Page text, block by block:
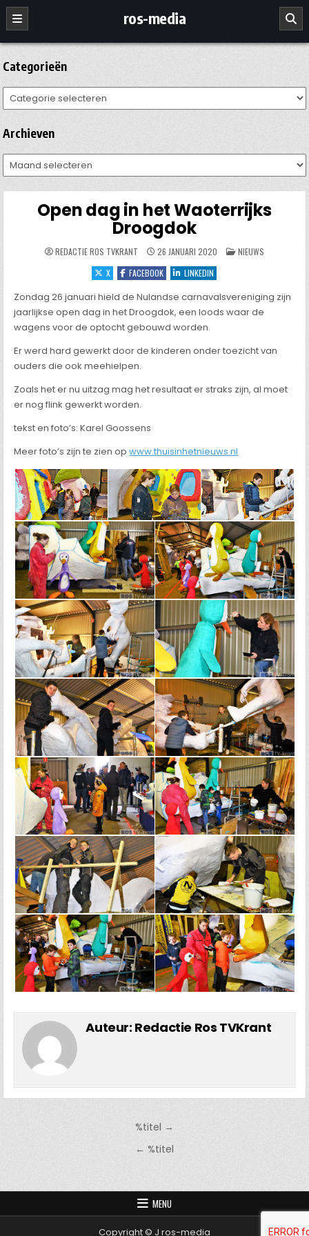
Ga
naar
de
inhoud
ros-media
Categorieën
Categorieën
Archieven
Archieven
Open dag in het Waoterrijks
Droogdok
REDACTIE ROS TVKRANT 26 JANUARI 2020 GEPLAATST
IN
NIEUWS
X
FACEBOOK LINKEDIN
Zondag 26 januari hield de Nulandse carnavalsvereniging zijn
jaarlijkse open dag in het Droogdok, een loods waar de
wagens voor de optocht gebouwd worden.
Er werd hard gewerkt door de kinderen onder toezicht van
ouders die ook meehielpen.
Zoals het er nu uitzag mag het resultaat er straks zijn, al moet
er nog flink gewerkt worden.
tekst en foto’s: Karel Goossens
Meer foto’s zijn te zien opwww.thuisinhetnieuws.nl
Auteur: Redactie Ros TVKrant
%titel →
← %titel
MENU
Copyright © J ros-media